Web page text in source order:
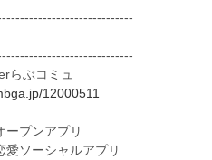
コミュ
12000511
ンアプリ
シャルアプリ